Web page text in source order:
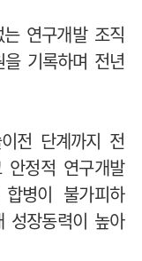
연구개발 조직
기록하며 전년
전 단계까지 전
안정적 연구개발
병이 불가피하
성장동력이 높아